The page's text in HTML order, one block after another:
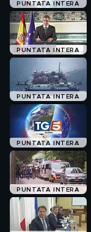
PUNTATA INTERA
PUNTATA INTERA
PUNTATA INTERA
PUNTATA INTERA
PUNTATA INTERA